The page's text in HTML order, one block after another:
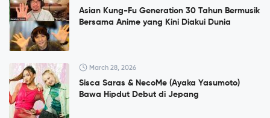
Asian Kung-Fu Generation 30 Tahun Bermusik
Bersama Anime yang Kini Diakui Dunia
March 28, 2026
Sisca Saras & NecoMe (Ayaka Yasumoto)
Bawa Hipdut Debut di Jepang